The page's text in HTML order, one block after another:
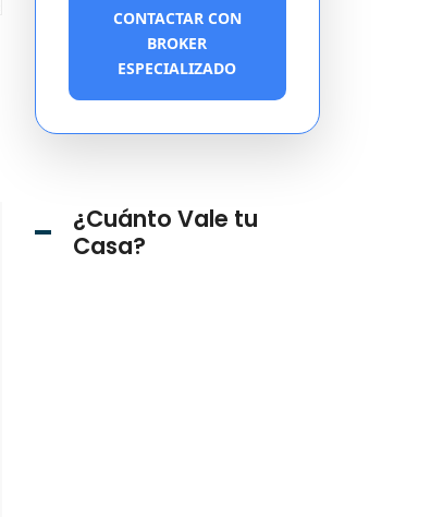
CONTACTAR CON
BROKER
ESPECIALIZADO
¿Cuánto Vale tu
Casa?